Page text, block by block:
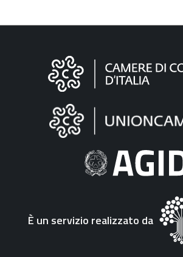
Informazioni
"Fattura
Elettronica"
È un servizio realizzato da